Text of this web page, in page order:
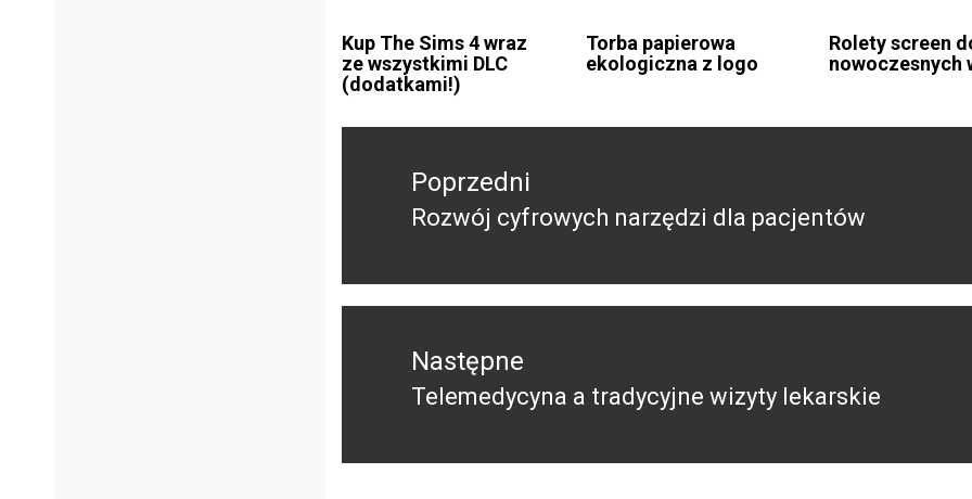
Kup The Sims 4 wraz
ze wszystkimi DLC
(dodatkami!)
Torba papierowa
ekologiczna z logo
Rolety screen
nowoczesnych
Nawigacja
Poprzedni
Poprzedni
Rozwój cyfrowych narzędzi dla pacjentów
Następne
Następny
Telemedycyna a tradycyjne wizyty lekarskie